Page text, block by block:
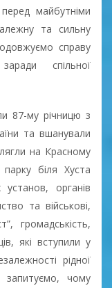
майбутніми
та сильну
справу
спільної
87-му річницю з
та вшанували
на Красному
біля Хуста
органів
та військові,
громадськість,
які вступили у
рідної
чому